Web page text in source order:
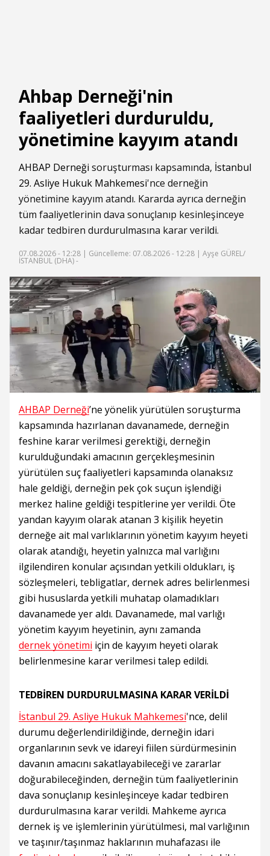
Ahbap Derneği'nin
faaliyetleri durduruldu,
yönetimine kayyım atandı
AHBAP Derneği soruşturması kapsamında, İstanbul
29. Asliye Hukuk Mahkemesi'nce derneğin
yönetimine kayyım atandı. Kararda ayrıca derneğin
tüm faaliyetlerinin dava sonuçlanıp kesinleşinceye
kadar tedbiren durdurulmasına karar verildi.
07.08.2026 - 12:28 | Güncelleme: 07.08.2026 - 12:28 | Ayşe GÜREL/
İSTANBUL (DHA) -
AHBAP Derneği’ne yönelik yürütülen soruşturma
kapsamında hazırlanan davanamede, derneğin
feshine karar verilmesi gerektiği, derneğin
kurulduğundaki amacının gerçekleşmesinin
yürütülen suç faaliyetleri kapsamında olanaksız
hale geldiği, derneğin pek çok suçun işlendiği
merkez haline geldiği tespitlerine yer verildi. Öte
yandan kayyım olarak atanan 3 kişilik heyetin
derneğe ait mal varlıklarının yönetim kayyım heyeti
olarak atandığı, heyetin yalnızca mal varlığını
ilgilendiren konular açısından yetkili oldukları, iş
sözleşmeleri, tebligatlar, dernek adres belirlenmesi
gibi hususlarda yetkili muhatap olamadıkları
davanamede yer aldı. Davanamede, mal varlığı
yönetim kayyım heyetinin, aynı zamanda
dernek yönetimi için de kayyım heyeti olarak
belirlenmesine karar verilmesi talep edildi.
TEDBİREN DURDURULMASINA KARAR VERİLDİ
İstanbul 29. Asliye Hukuk Mahkemesi'nce, delil
durumu değerlendirildiğinde, derneğin idari
organlarının sevk ve idareyi fiilen sürdürmesinin
davanın amacını sakatlayabileceği ve zararlar
doğurabileceğinden, derneğin tüm faaliyetlerinin
dava sonuçlanıp kesinleşinceye kadar tedbiren
durdurulmasına karar verildi. Mahkeme ayrıca
dernek iş ve işlemlerinin yürütülmesi, mal varlığının
ve taşınır/taşınmaz haklarının muhafazası ile